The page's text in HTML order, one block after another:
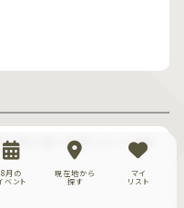
県の食べ放題スポット特集
8月の
ベント
現在地から
探す
マイ
リスト